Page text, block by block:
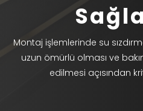
Montaj işlemlerinde su
uzun ömürlü olması ve
edilmesi açısından